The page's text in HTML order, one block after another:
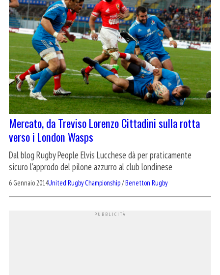
Mercato, da Treviso Lorenzo Cittadini sulla rotta
verso i London Wasps
Dal blog Rugby People Elvis Lucchese dà per praticamente
sicuro l'approdo del pilone azzurro al club londinese
6 Gennaio 2014United Rugby Championship/Benetton Rugby